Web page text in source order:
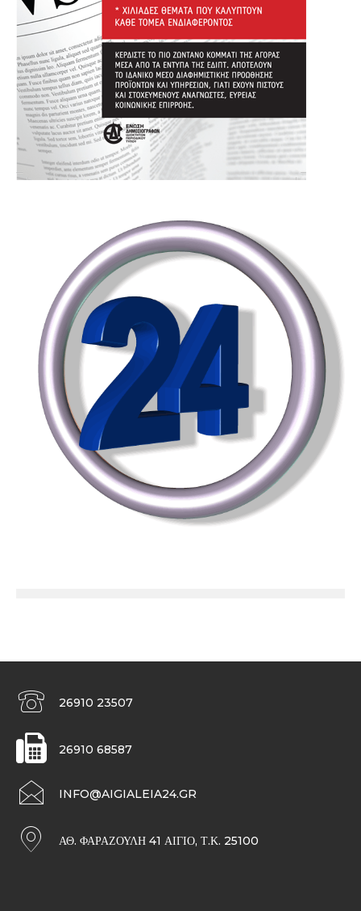
26910 23507
26910 68587
INFO@AIGIALEIA24.GR
ΑΘ. ΦΑΡΑΖΟΥΛΉ 41 ΑΊΓΙΟ, Τ.Κ. 25100